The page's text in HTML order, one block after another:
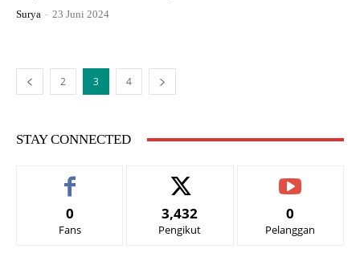
Surya - 23 Juni 2024
2 3 4
STAY CONNECTED
0
Fans
3,432
Pengikut
0
Pelanggan